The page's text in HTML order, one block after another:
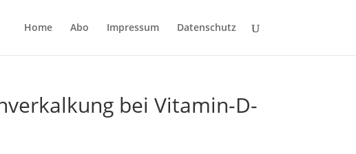
Home Abo Impressum Datenschutz
bei Vitamin-D-